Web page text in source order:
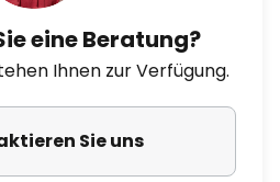
eine Beratung?
Ihnen zur Verfügung.
Sie uns